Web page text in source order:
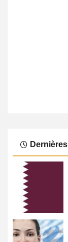
Dernières